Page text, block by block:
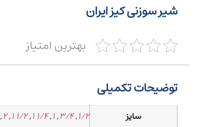
شیر سوزنی کیز ایران
بهترین امتیاز
توضیحات تکمیلی
سایز 1/2
,
3/4
,
1
,
1/4 1
,
1/2 1
,
2